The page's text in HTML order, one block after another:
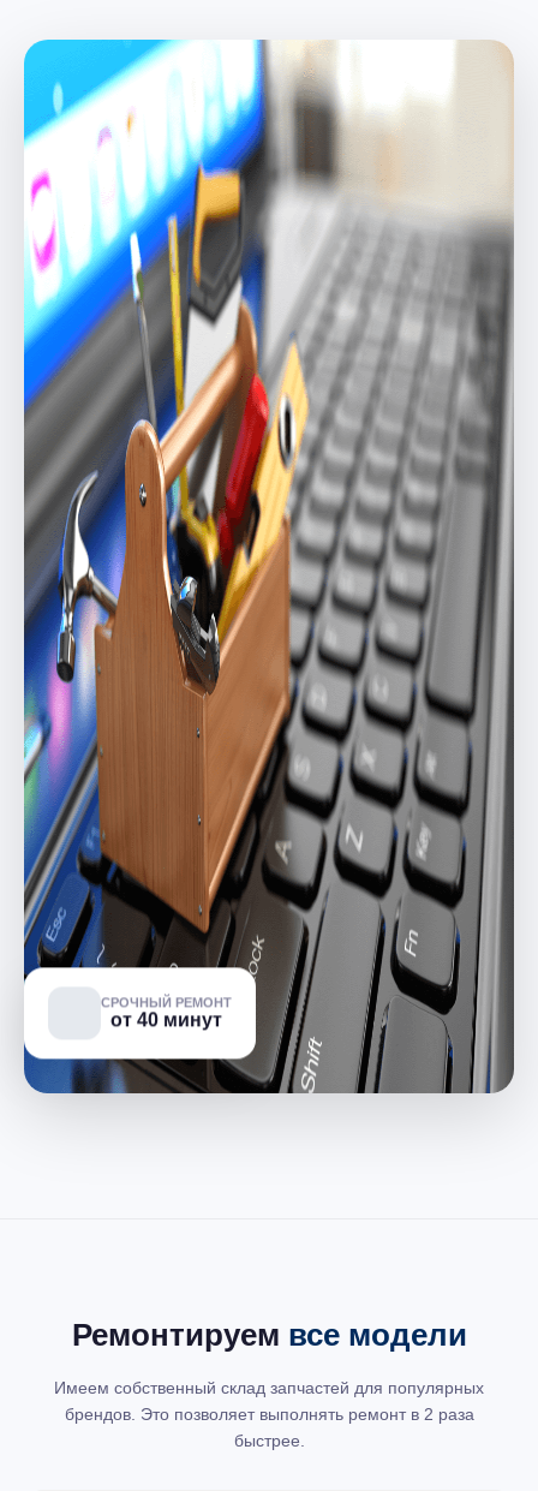
СРОЧНЫЙ РЕМОНТ
от 40 минут
Ремонтируем все модели
Имеем собственный склад запчастей для популярных
брендов. Это позволяет выполнять ремонт в 2 раза
быстрее.